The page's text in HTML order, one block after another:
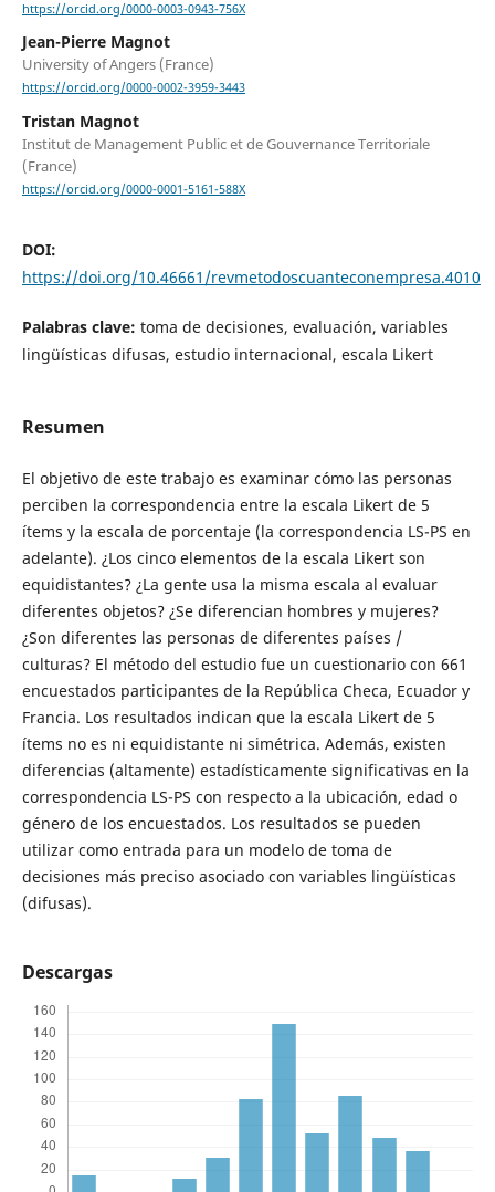
https://orcid.org/0000-0003-0943-756X
Jean-Pierre Magnot
University of Angers (France)
https://orcid.org/0000-0002-3959-3443
Tristan Magnot
Institut de Management Public et de Gouvernance Territoriale
(France)
https://orcid.org/0000-0001-5161-588X
DOI:
https://doi.org/10.46661/revmetodoscuanteconempresa.4010
Palabras clave: toma de decisiones, evaluación, variables
lingüísticas difusas, estudio internacional, escala Likert
Resumen
El objetivo de este trabajo es examinar cómo las personas
perciben la correspondencia entre la escala Likert de 5
ítems y la escala de porcentaje (la correspondencia LS-PS en
adelante). ¿Los cinco elementos de la escala Likert son
equidistantes? ¿La gente usa la misma escala al evaluar
diferentes objetos? ¿Se diferencian hombres y mujeres?
¿Son diferentes las personas de diferentes países /
culturas? El método del estudio fue un cuestionario con 661
encuestados participantes de la República Checa, Ecuador y
Francia. Los resultados indican que la escala Likert de 5
ítems no es ni equidistante ni simétrica. Además, existen
diferencias (altamente) estadísticamente significativas en la
correspondencia LS-PS con respecto a la ubicación, edad o
género de los encuestados. Los resultados se pueden
utilizar como entrada para un modelo de toma de
decisiones más preciso asociado con variables lingüísticas
(difusas).
Descargas